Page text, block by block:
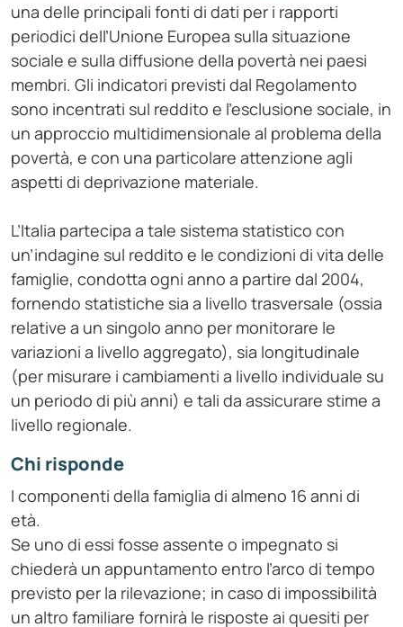
una delle principali fonti di dati per i rapporti
periodici dell’Unione Europea sulla situazione
sociale e sulla diffusione della povertà nei paesi
membri. Gli indicatori previsti dal Regolamento
sono incentrati sul reddito e l’esclusione sociale, in
un approccio multidimensionale al problema della
povertà, e con una particolare attenzione agli
aspetti di deprivazione materiale.
L’Italia partecipa a tale sistema statistico con
un’indagine sul reddito e le condizioni di vita delle
famiglie, condotta ogni anno a partire dal 2004,
fornendo statistiche sia a livello trasversale (ossia
relative a un singolo anno per monitorare le
variazioni a livello aggregato), sia longitudinale
(per misurare i cambiamenti a livello individuale su
un periodo di più anni) e tali da assicurare stime a
livello regionale.
Chi risponde
I componenti della famiglia di almeno 16 anni di
età.
Se uno di essi fosse assente o impegnato si
chiederà un appuntamento entro l’arco di tempo
previsto per la rilevazione; in caso di impossibilità
un altro familiare fornirà le risposte ai quesiti per